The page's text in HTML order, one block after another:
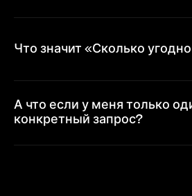
Cinema 4D
Что значит «Сколько
А что если у меня только
конкретный запрос?